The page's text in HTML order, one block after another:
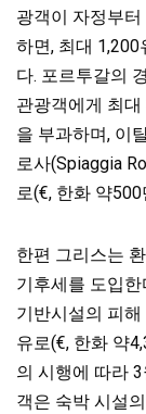
광객이 자정부
하면, 최대
다. 포르투갈의
관광객에게 최
을 부과하며, 이
로사(Spiaggia
로(€, 한화 약
한편 그리스는
기후세를 도입
기반시설의 피
유로(€, 한화 약
의 시행에 따라
객은 숙박 시설